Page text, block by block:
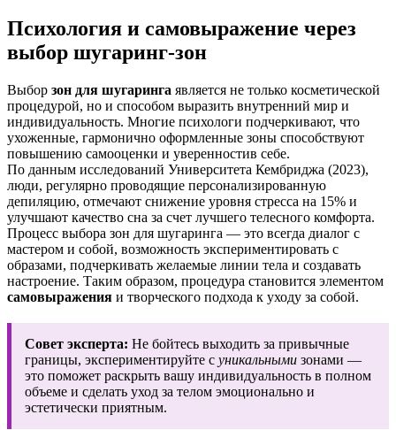
Психология и самовыражение через
выбор шугаринг-зон
Выбор зон для шугаринга является не только косметической
процедурой, но и способом выразить внутренний мир и
индивидуальность. Многие психологи подчеркивают, что
ухоженные, гармонично оформленные зоны способствуют
повышению самооценки и уверенностив себе.
По данным исследований Университета Кембриджа (2023),
люди, регулярно проводящие персонализированную
депиляцию, отмечают снижение уровня стресса на 15% и
улучшают качество сна за счет лучшего телесного комфорта.
Процесс выбора зон для шугаринга — это всегда диалог с
мастером и собой, возможность экспериментировать с
образами, подчеркивать желаемые линии тела и создавать
настроение. Таким образом, процедура становится элементом
самовыражения и творческого подхода к уходу за собой.
Совет эксперта: Не бойтесь выходить за привычные
границы, экспериментируйте с уникальными зонами —
это поможет раскрыть вашу индивидуальность в полном
объеме и сделать уход за телом эмоционально и
эстетически приятным.